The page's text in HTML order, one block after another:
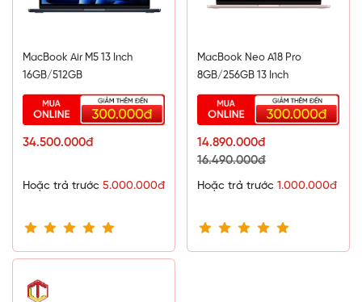
bướm cũ. Kết hợp cùng đèn nền hỗ trợ mình làm việc dễ
Tính năngTouch ID(cảm biến vân tay) tích hợp nút nguồn
thay cho mật khẩu cho phép mình mở khóa máy, truy cập các
ứng dụng và thanh toán ứng dụng một cách nhanh chóng,
MacBook Air M5 13 Inch
16GB/512GB
34.500.000đ
Hoặc trả trước 5.000.000đ
MacBook Neo A18 Pro
8GB/256GB 13 Inch
14.890.000đ
16.490.000đ
Hoặc trả trước 1.000.000đ